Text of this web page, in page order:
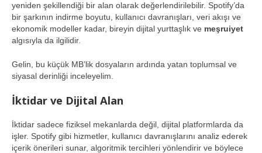
yeniden şekillendiği bir alan olarak değerlendirilebilir. Spotify’da
bir şarkının indirme boyutu, kullanıcı davranışları, veri akışı ve
ekonomik modeller kadar, bireyin dijital yurttaşlık ve meşruiyet
algısıyla da ilgilidir.
Gelin, bu küçük MB’lik dosyaların ardında yatan toplumsal ve
siyasal derinliği inceleyelim.
İktidar ve Dijital Alan
İktidar sadece fiziksel mekanlarda değil, dijital platformlarda da
işler. Spotify gibi hizmetler, kullanıcı davranışlarını analiz ederek
içerik önerileri sunar, algoritmik tercihleri yönlendirir ve böylece